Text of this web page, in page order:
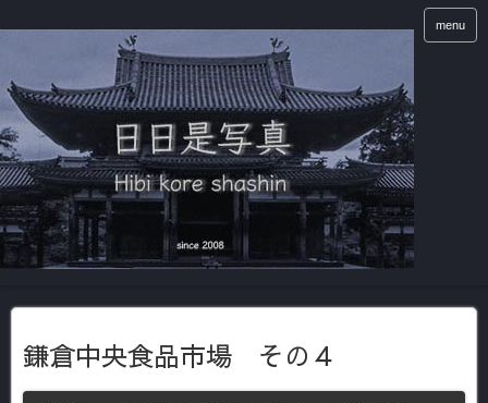
menu
鎌倉中央食品市場 その４